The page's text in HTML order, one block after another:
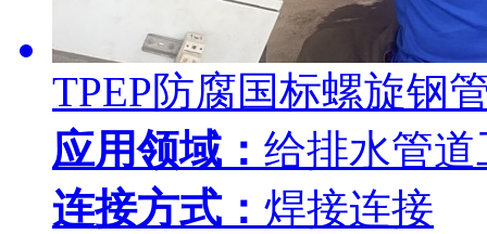
TPEP防腐国标螺旋钢
应用领域： 给排水管道
连接方式： 焊接连接